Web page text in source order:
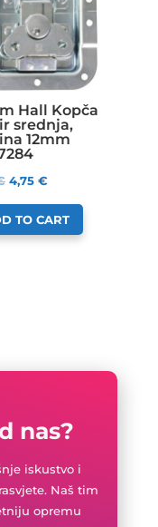
Hall Kopča
srednja,
12mm
4,75 €
TO CART
nas?
iskustvo i
Naš tim
opremu